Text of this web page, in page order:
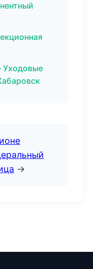
Уходовые
→